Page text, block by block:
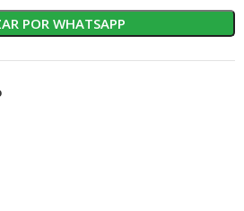
POR WHATSAPP